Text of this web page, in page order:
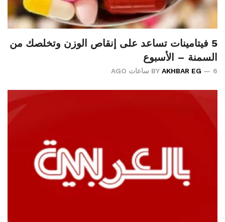
5 فيتامينات تساعد على إنقاص الوزن وتخلصك من
السمنة – الأسبوع
BY AKHBAR EG 6 ساعات AGO